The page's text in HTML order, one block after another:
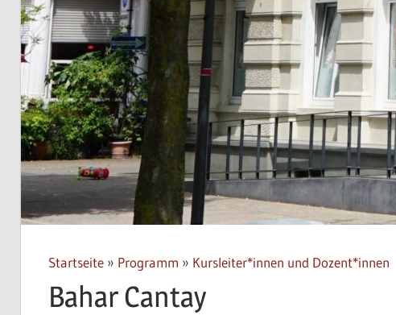
Startseite» Programm » Kursleiter*innen und Dozent*innen
Bahar Cantay